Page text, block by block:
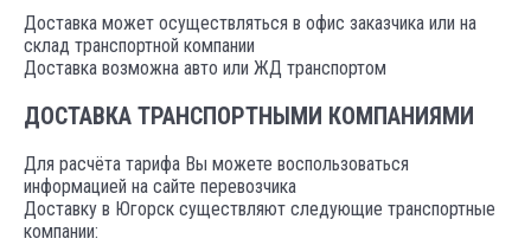
Доставка может осуществляться в офис заказчика или на
склад транспортной компании
Доставка возможна авто или ЖД транспортом
ДОСТАВКА ТРАНСПОРТНЫМИ КОМПАНИЯМИ
Для расчёта тарифа Вы можете воспользоваться
информацией на сайте перевозчика
Доставку в Югорск существляют следующие транспортные
компании: